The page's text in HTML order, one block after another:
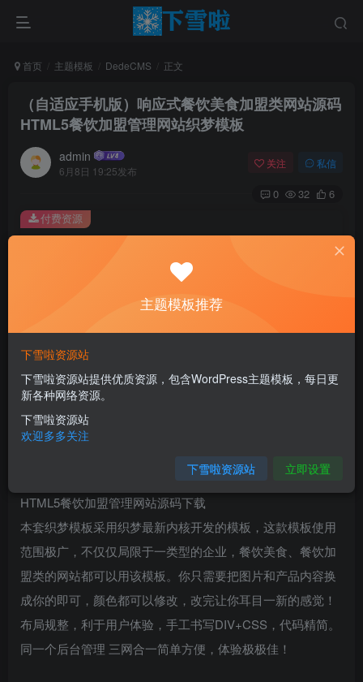
首页 主题模板 DedeCMS 正文
（自适应手机版）响应式餐饮美食加盟类网站源码
HTML5餐饮加盟管理网站织梦模板
admin
6月8日 19:25发布
关注 私信
0 32 6
此内容为付费资源，请付费后查看
￥0.01
您当前未登录！建议登陆后购买，可保存购买订单
付费资源
介绍
（自适应手机版）响应式餐饮美食加盟类网站织梦模板
HTML5餐饮加盟管理网站源码下载
本套织梦模板采用织梦最新内核开发的模板，这款模板使用
范围极广，不仅仅局限于一类型的企业，餐饮美食、餐饮加
盟类的网站都可以用该模板。你只需要把图片和产品内容换
成你的即可，颜色都可以修改，改完让你耳目一新的感觉！
布局规整，利于用户体验，手工书写DIV+CSS，代码精简。
同一个后台管理 三网合一简单方便，体验极极佳！
主题模板推荐
下雪啦资源站
下雪啦资源站提供优质资源，包含WordPress主题模板，每日更
新各种网络资源。
下雪啦资源站
欢迎多多关注
下雪啦资源站 立即设置